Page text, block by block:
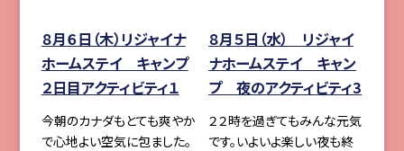
８月６日（木）リジャイナ
ホームステイ キャンプ
２日目アクティビティ１
今朝のカナダもとても爽やか
で心地よい空気に包ました。
８月５日（水） リジャイ
ナホームステイ キャン
プ 夜のアクティビティ3
２２時を過ぎてもみんな元気
です。いよいよ楽しい夜も終